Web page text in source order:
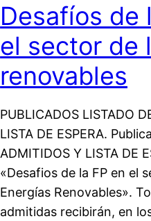
Desafíos de
el sector de
renovables
PUBLICADOS LISTADO
LISTA DE ESPERA.
ADMITIDOS Y LISTA DE
«Desafios de la FP en el
Energías Renovables».
admitidas recibirán, en